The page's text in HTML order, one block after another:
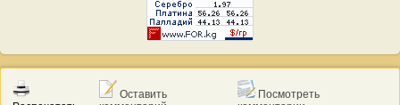
Оставить
Посмотреть